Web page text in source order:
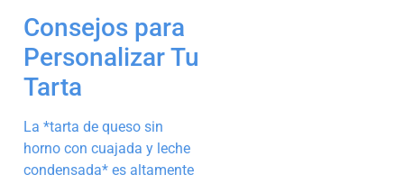
Consejos para
Personalizar Tu
Tarta
La *tarta de queso sin
horno con cuajada y leche
condensada* es altamente